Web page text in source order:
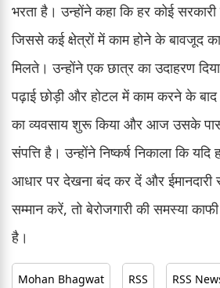
भरता है। उन्होंने कहा कि हर कोई
जिससे कई क्षेत्रों में काम होने के बावजूद
मिलते। उन्होंने एक छात्र का उदाहरण
पढ़ाई छोड़ी और होटल में काम करने के
का व्यवसाय शुरू किया और आज उसके
संपत्ति है। उन्होंने निष्कर्ष निकाला कि
आधार पर देखना बंद कर दें और ईमानदारी
सम्मान करें, तो बेरोजगारी की समस्या
है।
Mohan Bhagwat RSS RSS